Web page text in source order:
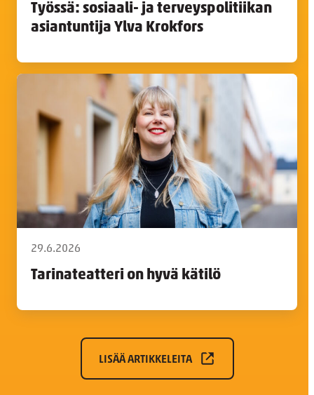
Työssä: sosiaali- ja terveyspolitiikan
asiantuntija Ylva Krokfors
29.6.2026
Tarinateatteri on hyvä kätilö
LISÄÄ ARTIKKELEITA